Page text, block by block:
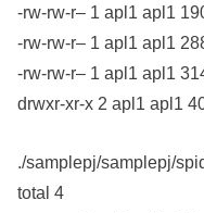
-rw-rw-r– 1 apl1 apl1
-rw-rw-r– 1 apl1 apl1
-rw-rw-r– 1 apl1 apl1
drwxr-xr-x 2 apl1 apl1
./samplepj/samplepj/
total 4